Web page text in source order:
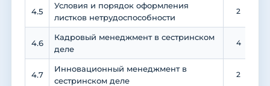
4.5
Условия и порядок оформления
листков нетрудоспособности
2
4.6
Кадровый менеджмент в сестринском
деле
4
4.7
Инновационный менеджмент в
сестринском деле
2